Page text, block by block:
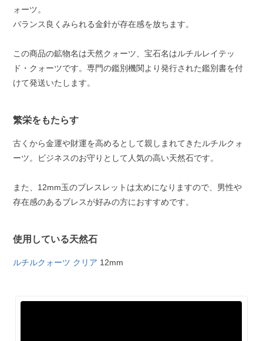
ォーツ。
バランス良くみられる金針が存在感を放ちます。
この商品の鉱物名は天然クォーツ、宝石名はルチルレイテッ
ド・クォーツです。専門の鑑別機関より発行された鑑別書を付
けて発送いたします。
繁栄をもたらす
古くから金運や財運を高めるとして親しまれてきたルチルクォ
ーツ。ビジネスのお守りとして人気の高い天然石です。
また、12mm玉のブレスレットは太めになりますので、男性や
存在感のあるブレスが好みの方におすすめです。
使用している天然石
ルチルクォーツ クリア 12mm